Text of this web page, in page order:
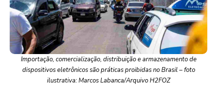
Importação, comercialização, distribuição e armazenamento de
dispositivos eletrônicos são práticas proibidas no Brasil – foto
ilustrativa: Marcos Labanca/Arquivo H2FOZ